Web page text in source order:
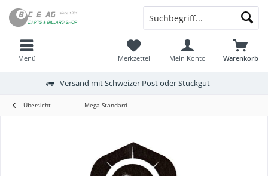
Menü Warenkorb
Merkzettel Mein Konto
Versand mit Schweizer Post oder Stückgut
Übersicht Mega Standard